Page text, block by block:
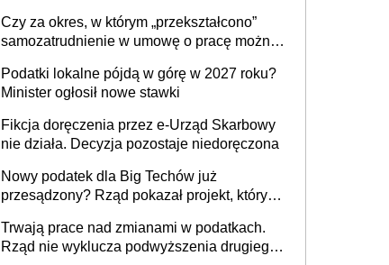
budynków i lokali związanych z
prowadzeniem działalności gospodarczej
Czy za okres, w którym „przekształcono”
samozatrudnienie w umowę o pracę można
umowy cywilnoprawnej jedynym
racjonalnym wyjściem
Podatki lokalne pójdą w górę w 2027 roku?
Minister ogłosił nowe stawki
Fikcja doręczenia przez e-Urząd Skarbowy
nie działa. Decyzja pozostaje niedoręczona
Nowy podatek dla Big Techów już
przesądzony? Rząd pokazał projekt, który
Trwają prace nad zmianami w podatkach.
Rząd nie wyklucza podwyższenia drugiego